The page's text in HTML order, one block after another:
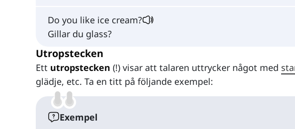
Do you like ice cream?
Gillar du glass?
Utropstecken
Ett utropstecken (!) visar att talaren uttrycker något med
glädje, etc. Ta en titt på följande exempel:
Exempel